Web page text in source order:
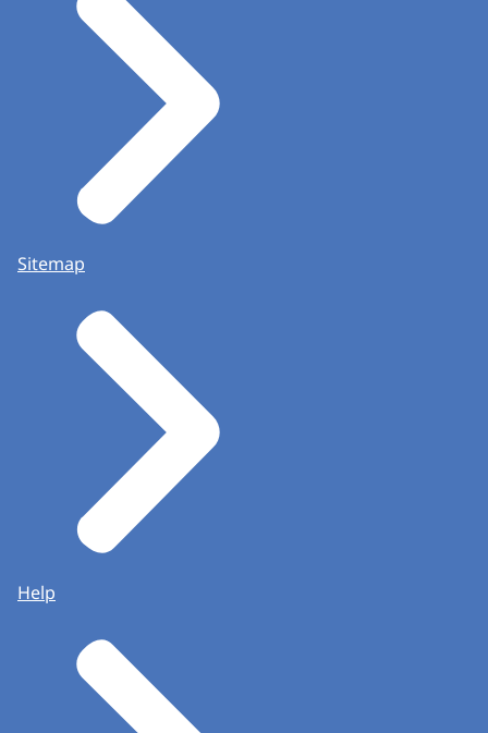
(De mensen verlaten het stembureau. Het
licht gaat uit. Beeldtekst: Kiesraad.
www.kiesraad.nl.)
DE RUSTIGE MUZIEK SPEELT VERDER EN
STOPT DAN
Sitemap
Help